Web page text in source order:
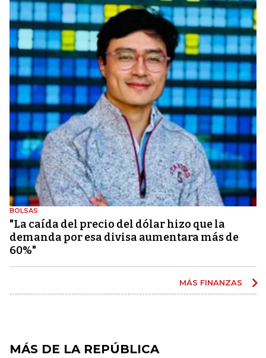
BOLSAS
"La caída del precio del dólar hizo que la
demanda por esa divisa aumentara más de
60%"
MÁS FINANZAS
MÁS DE LA REPÚBLICA